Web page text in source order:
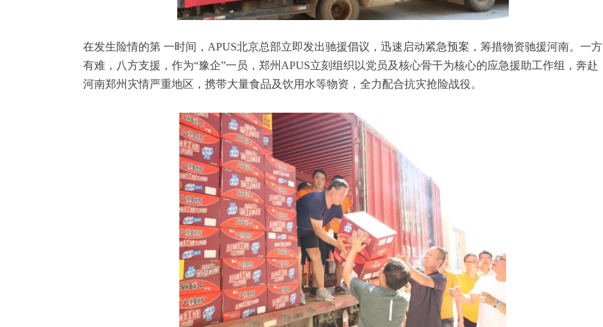
在发生险情的第 一时间，APUS北京总部立即发出驰援倡议，迅速启动紧急预案，筹措物资驰援河南。一方
有难，八方支援，作为“豫企”一员，郑州APUS立刻组织以党员及核心骨干为核心的应急援助工作组，奔赴
河南郑州灾情严重地区，携带大量食品及饮用水等物资，全力配合抗灾抢险战役。